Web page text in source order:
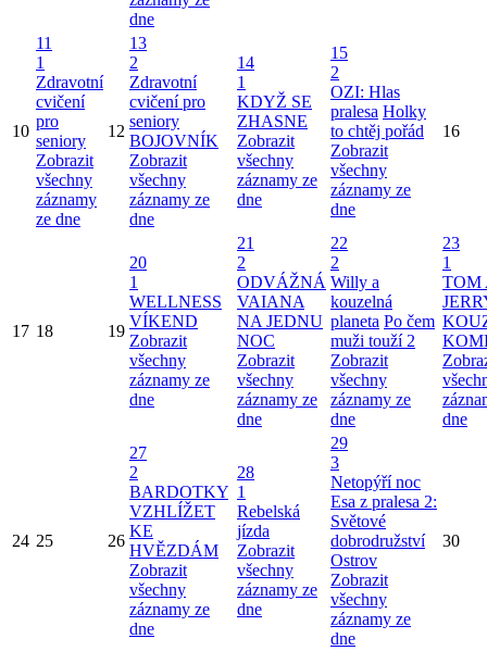
dne
10
11
1
Zdravotní
cvičení
pro
seniory
Zobrazit
všechny
záznamy
ze dne
12
13
2
Zdravotní
cvičení pro
seniory
BOJOVNÍK
Zobrazit
všechny
záznamy ze
dne
14
1
KDYŽ SE
ZHASNE
Zobrazit
všechny
záznamy ze
dne
15
2
OZI: Hlas
pralesa Holky
to chtěj pořád
Zobrazit
všechny
záznamy ze
dne
16
17 18 19
20
1
WELLNESS
VÍKEND
Zobrazit
všechny
záznamy ze
dne
21
2
ODVÁŽNÁ
VAIANA
NA JEDNU
NOC
Zobrazit
všechny
záznamy ze
dne
22
2
Willy a
kouzelná
planeta Po čem
muži touží 2
Zobrazit
všechny
záznamy ze
dne
23
1
TOM
dne
24 25 26
27
2
BARDOTKY
VZHLÍŽET
KE
HVĚZDÁM
Zobrazit
všechny
záznamy ze
dne
28
1
Rebelská
jízda
Zobrazit
všechny
záznamy ze
dne
29
3
Netopýří noc
Esa z pralesa 2:
Světové
dobrodružství
Ostrov
Zobrazit
všechny
záznamy ze
dne
30